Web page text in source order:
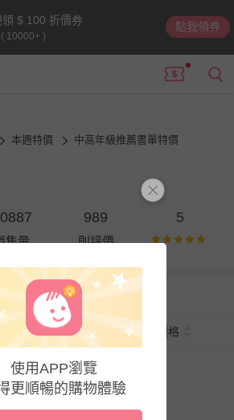
$ 100 折價券
( 10000+ )
點我領券
本週特價 中高年級推薦書單特價
售量
989
則評價
5
新上市 價格
使用APP瀏覽
更順暢的購物體驗